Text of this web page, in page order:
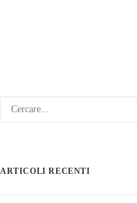
ARTICOLI RECENTI